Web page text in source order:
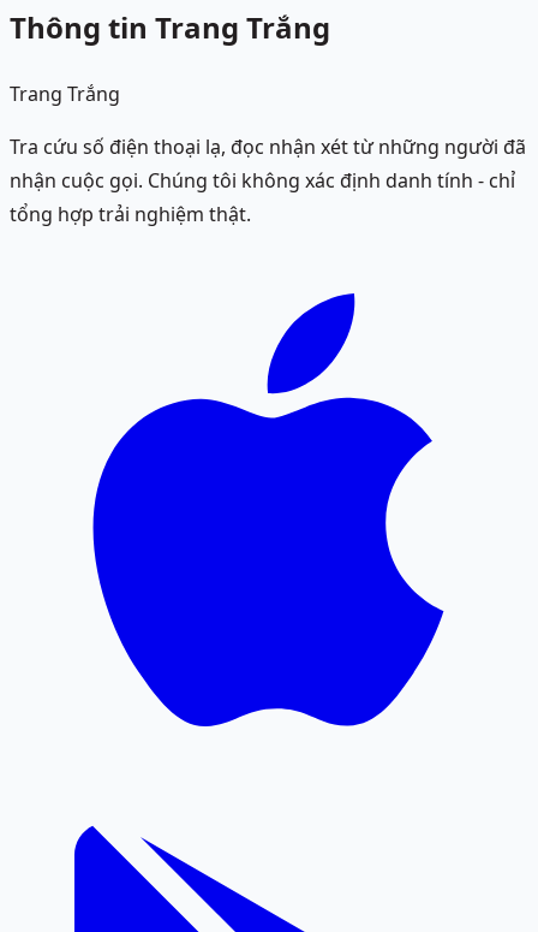
Thông tin Trang Trắng
Trang Trắng
Tra cứu số điện thoại lạ, đọc nhận xét từ những người đã
nhận cuộc gọi. Chúng tôi không xác định danh tính - chỉ
tổng hợp trải nghiệm thật.